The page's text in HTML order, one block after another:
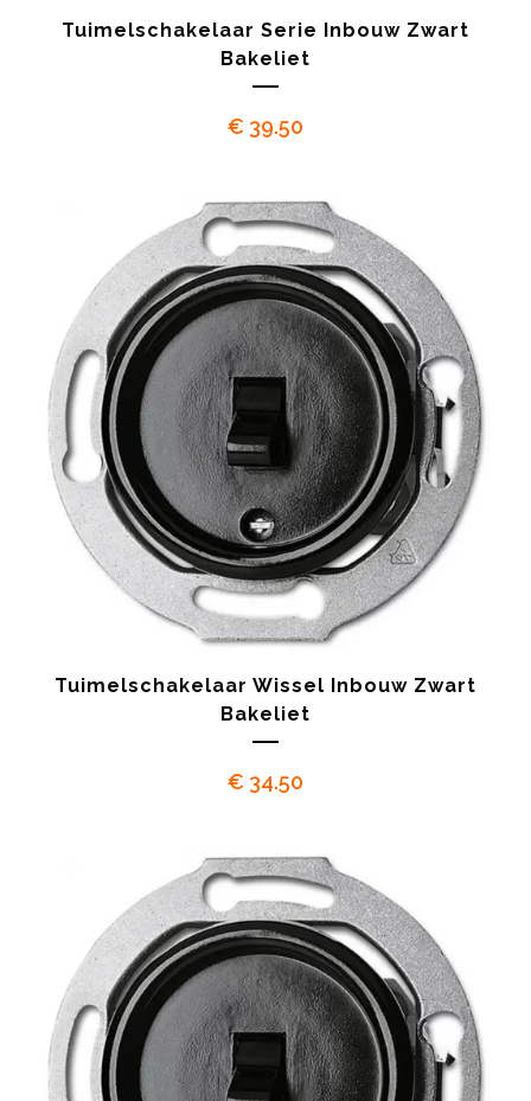
Tuimelschakelaar Serie Inbouw Zwart
Bakeliet
€ 39.50
Tuimelschakelaar Wissel Inbouw Zwart
Bakeliet
€ 34.50